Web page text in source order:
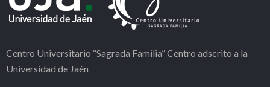
Centro Universitario “Sagrada Familia” Centro adscrito a la
Universidad de Jaén